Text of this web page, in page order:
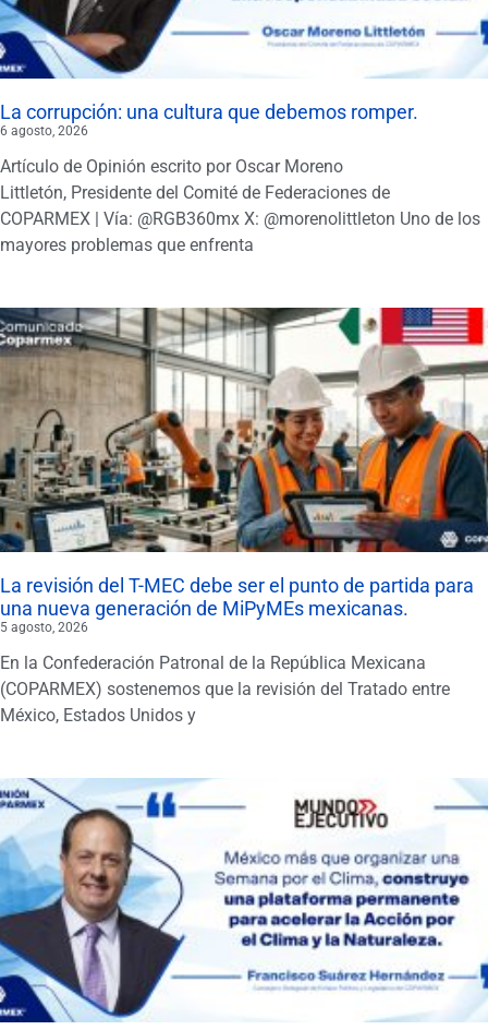
La corrupción: una cultura que debemos romper.
6 agosto, 2026
Artículo de Opinión escrito por Oscar Moreno
Littletón, Presidente del Comité de Federaciones de
COPARMEX | Vía: @RGB360mx X: @morenolittleton Uno de los
mayores problemas que enfrenta
La revisión del T-MEC debe ser el punto de partida para
una nueva generación de MiPyMEs mexicanas.
5 agosto, 2026
En la Confederación Patronal de la República Mexicana
(COPARMEX) sostenemos que la revisión del Tratado entre
México, Estados Unidos y